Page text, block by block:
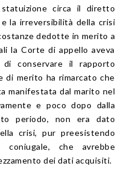
circa il diretto
la irreversibilità della crisi
dedotte in merito a
la Corte di appello aveva
conservare il rapporto
di merito ha rimarcato che
manifestata dal marito nel
e poco dopo dalla
periodo, non era dato
crisi, pur preesistendo
che avrebbe
dei dati acquisiti.